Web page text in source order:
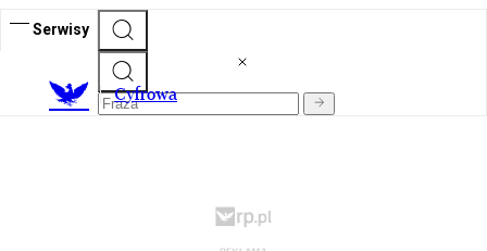
Serwisy
Cyfrowa